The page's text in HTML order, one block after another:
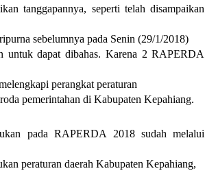
tanggapannya, seperti telah disampaikan
sebelumnya pada Senin (29/1/2018)
untuk dapat dibahas. Karena 2 RAPERDA
perangkat peraturan
pemerintahan di Kabupaten Kepahiang.
pada RAPERDA 2018 sudah melalui
peraturan daerah Kabupaten Kepahiang,